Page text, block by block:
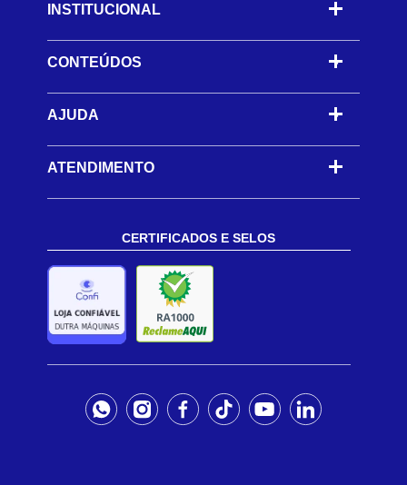
INSTITUCIONAL
CONTEÚDOS -
AJUDA -
ATENDIMENTO
CERTIFICADOS E SELOS